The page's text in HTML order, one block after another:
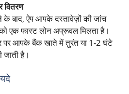
बाद, ऐप आपके दस्तावेज़ों की जांच
एक फास्ट लोन अप्रूवल मिलता है।
पर आपके बैंक खाते में तुरंत या 1-2 घंटे
जाती है।